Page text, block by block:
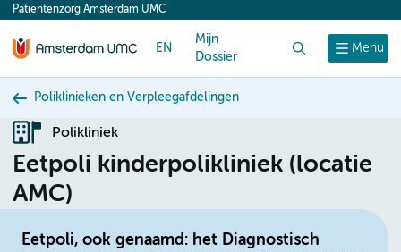
content
Menu
Patiëntenzorg Amsterdam UMC
EN
Mijn
Dossier
Poliklinieken en Verpleegafdelingen
Polikliniek
Eetpoli kinderpolikliniek (locatie
AMC)
Eetpoli, ook genaamd: het Diagnostisch